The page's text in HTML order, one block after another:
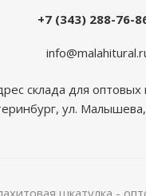
+7 (343) 288-76-
склада для оптовых
ул.
шкатулка -